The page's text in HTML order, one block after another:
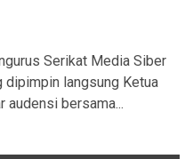
Serikat Media Siber
dipimpin langsung Ketua
audensi bersama...